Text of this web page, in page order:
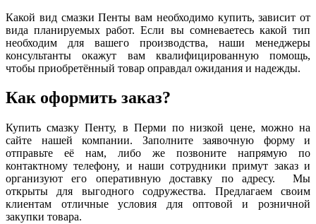
Какой вид смазки Пенты вам необходимо купить, зависит от
вида планируемых работ. Если вы сомневаетесь какой тип
необходим для вашего производства, наши менеджеры
консультанты окажут вам квалифицированную помощь,
чтобы приобретённый товар оправдал ожидания и надежды.
Как оформить заказ?
Купить смазку Пенту, в Перми по низкой цене, можно на
сайте нашей компании. Заполните заявочную форму и
отправьте её нам, либо же позвоните напрямую по
контактному телефону, и наши сотрудники примут заказ и
организуют его оперативную доставку по адресу. Мы
открыты для выгодного содружества. Предлагаем своим
клиентам отличные условия для оптовой и розничной
закупки товара.